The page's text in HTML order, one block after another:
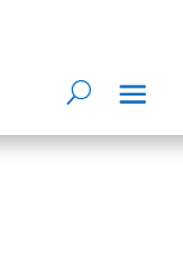
internos de
vigilancia